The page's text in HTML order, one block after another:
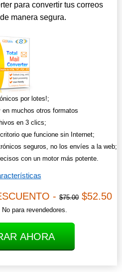
para convertir tus correos
manera segura.
por lotes!;
muchos otros formatos
en 3 clics;
que funcione sin Internet;
seguros, no los envíes a la web;
con un motor más potente.
- $75.00 $52.50
para revendedores.
AHORA